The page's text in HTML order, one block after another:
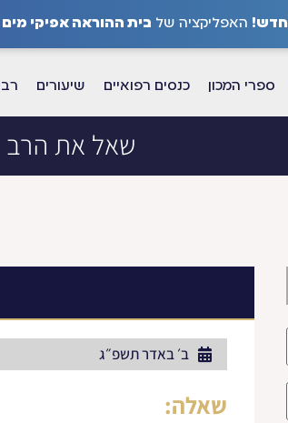
חדש! האפליקציה של בית ההוראה אפיקי מים
ספרי המכון כנסים רפואיים שיעורים
שאל את הרב
ב׳ באדר תשפ״ג
שאלה: